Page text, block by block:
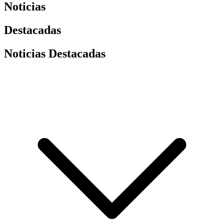
Noticias
Destacadas
Noticias Destacadas